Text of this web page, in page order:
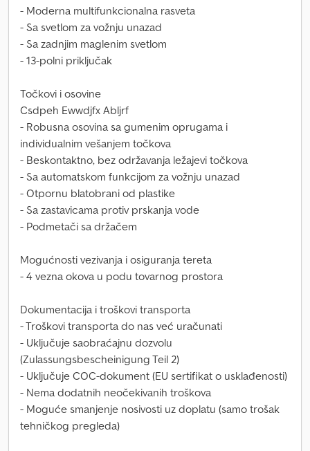
- Moderna multifunkcionalna rasveta
- Sa svetlom za vožnju unazad
- Sa zadnjim maglenim svetlom
- 13-polni priključak
Točkovi i osovine
Csdpeh Ewwdjfx Abljrf
- Robusna osovina sa gumenim oprugama i
individualnim vešanjem točkova
- Beskontaktno, bez održavanja ležajevi točkova
- Sa automatskom funkcijom za vožnju unazad
- Otpornu blatobrani od plastike
- Sa zastavicama protiv prskanja vode
- Podmetači sa držačem
Mogućnosti vezivanja i osiguranja tereta
- 4 vezna okova u podu tovarnog prostora
Dokumentacija i troškovi transporta
- Troškovi transporta do nas već uračunati
- Uključuje saobraćajnu dozvolu
(Zulassungsbescheinigung Teil 2)
- Uključuje COC-dokument (EU sertifikat o usklađenosti)
- Nema dodatnih neočekivanih troškova
- Moguće smanjenje nosivosti uz doplatu (samo trošak
tehničkog pregleda)